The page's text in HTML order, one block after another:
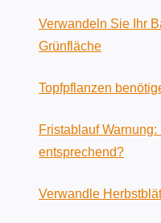
Verwandeln Sie Ihr
Grünfläche
Topfpflanzen
Fristablauf
entsprechend?
Verwandle